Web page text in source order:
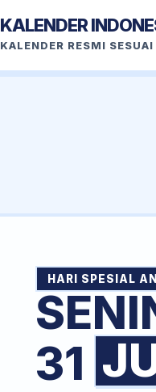
KALENDER
KALENDER RESMI
HARI SPESIAL
31